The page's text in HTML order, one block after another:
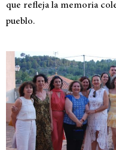
que refleja la memoria
pueblo.